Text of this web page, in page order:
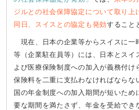
ジルとの社会保障協定について取り上
同日、スイスとの協定も発効すること
現在、日本の企業等からスイスに一
等（企業駐在員等）には、日本とスイ
よび医療保険制度への加入が義務付け
保険料を二重に支払わなければならな
国の年金制度への加入期間が短いため
要な期間を満たさず、年金を受給でき